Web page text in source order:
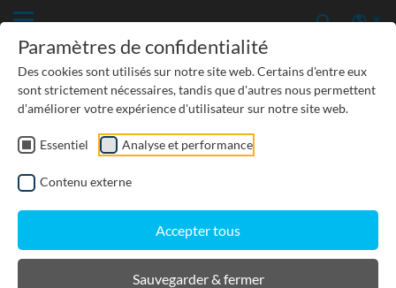
TP-GÉNIE CIVIL
PROTECTION DES EAUX SOUTERRAINES
URBANISME, PAYSAGISME
Paramètres de confidentialité
Des cookies sont utilisés sur notre site web. Certains d'entre eux
sont strictement nécessaires, tandis que d'autres nous permettent
d'améliorer votre expérience d'utilisateur sur notre site web.
Essentiel Analyse et performance
Contenu externe
Accepter tous
Sauvegarder & fermer